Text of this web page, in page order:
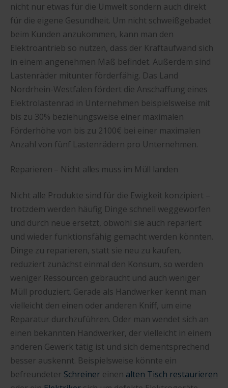
nicht nur etwas für die Umwelt sondern auch direkt
für die eigene Gesundheit. Um nicht schweißgebadet
beim Kunden anzukommen, kann man den
Elektroantrieb so nutzen, dass der Kraftaufwand sich
in einem angenehmen Maß befindet. Außerdem sind
Lastenräder mitunter förderfähig. Das Land
Nordrhein-Westfalen fördert die Anschaffung eines
Elektrolastenrad in Unternehmen beispielsweise mit
bis zu 30% beziehungsweise einer maximalen
Förderhöhe von bis zu 2100€ bei einer maximalen
Anzahl von fünf Lastenrädern pro Unternehmen.
Reparieren – Nicht alles muss im Müll landen
Nicht alle Produkte sind für die Ewigkeit konzipiert –
trotzdem werden häufig Dinge schnell weggeworfen
und durch neue ersetzt, obwohl sie auch repariert
und wieder funktionsfähig gemacht werden könnten.
Dinge zu reparieren, statt sie neu zu kaufen,
reduziert zunächst einmal den Konsum, so werden
weniger Ressourcen gebraucht und auch weniger
Müll produziert. Gerade als Handwerker kennt man
vielleicht den einen oder anderen Kniff, um eine
Reparatur durchzuführen. Oder man wendet sich an
einen bekannten Handwerker, der vielleicht in einem
anderen Gewerk tätig ist und sich dementsprechend
besser auskennt. Beispielsweise könnte ein
befreundeter Schreiner einen alten Tisch restaurieren